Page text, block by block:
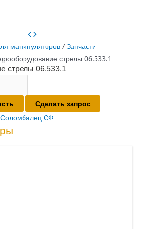
манипуляторов / Запчасти
стрелы 06.533.1
стрелы 06.533.1
Сделать запрос
Соломбалец СФ